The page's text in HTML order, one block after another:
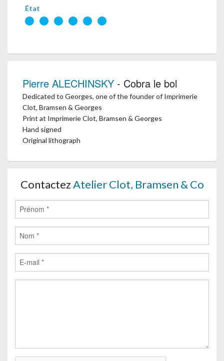
État
Pierre ALECHINSKY - Cobra le bol
Dedicated to Georges, one of the founder of Imprimerie
Clot, Bramsen & Georges
Print at Imprimerie Clot, Bramsen & Georges
Hand signed
Original lithograph
ContactezAtelier Clot, Bramsen & Co